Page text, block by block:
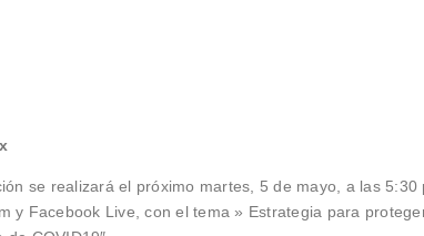
se realizará el próximo martes, 5 de mayo, a las 5:30
y Facebook Live, con el tema » Estrategia para